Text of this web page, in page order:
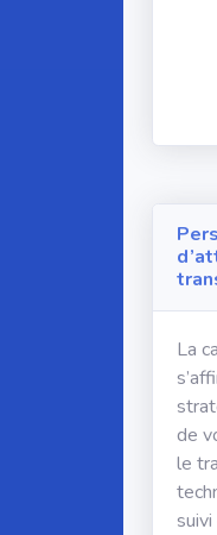
La
de
le